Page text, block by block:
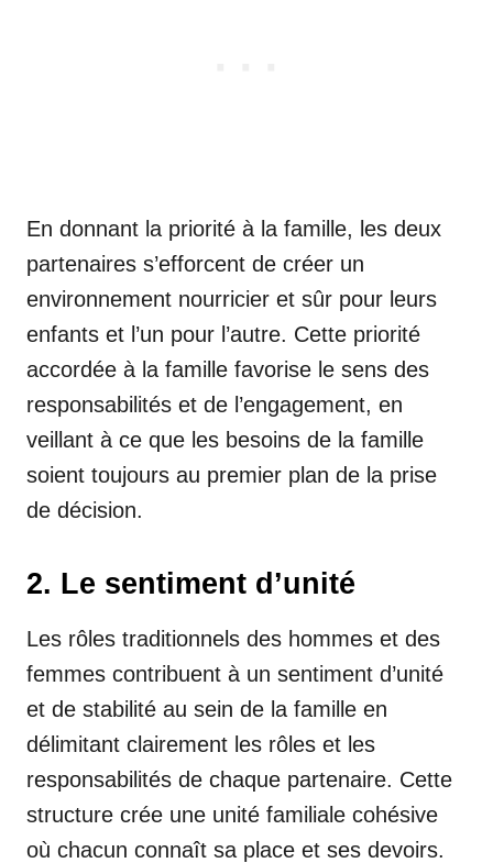
En donnant la priorité à la famille, les deux
partenaires s’efforcent de créer un
environnement nourricier et sûr pour leurs
enfants et l’un pour l’autre. Cette priorité
accordée à la famille favorise le sens des
responsabilités et de l’engagement, en
veillant à ce que les besoins de la famille
soient toujours au premier plan de la prise
de décision.
2. Le sentiment d’unité
Les rôles traditionnels des hommes et des
femmes contribuent à un sentiment d’unité
et de stabilité au sein de la famille en
délimitant clairement les rôles et les
responsabilités de chaque partenaire. Cette
structure crée une unité familiale cohésive
où chacun connaît sa place et ses devoirs.